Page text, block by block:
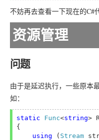
不妨再去查看一下现在的C#
资源管理
问题
由于是延迟执行，一些原本
如：
static Func<string>
{
using
( Stream